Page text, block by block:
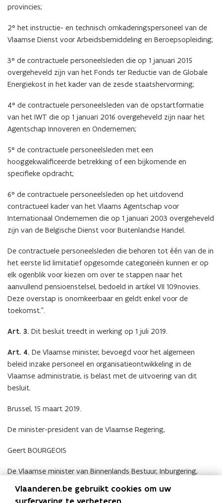
provincies;
2° het instructie- en technisch omkaderingspersoneel van de
Vlaamse Dienst voor Arbeidsbemiddeling en Beroepsopleiding;
3° de contractuele personeelsleden die op 1 januari 2015
overgeheveld zijn van het Fonds ter Reductie van de Globale
Energiekost in het kader van de zesde staatshervorming;
4° de contractuele personeelsleden van de opstartformatie
van het IWT die op 1 januari 2016 overgeheveld zijn naar het
Agentschap Innoveren en Ondernemen;
5° de contractuele personeelsleden met een
hooggekwalificeerde betrekking of een bijkomende en
specifieke opdracht;
6° de contractuele personeelsleden op het uitdovend
contractueel kader van het Vlaams Agentschap voor
Internationaal Ondernemen die op 1 januari 2003 overgeheveld
zijn van de Belgische Dienst voor Buitenlandse Handel.
De contractuele personeelsleden die behoren tot één van de in
het eerste lid limitatief opgesomde categorieën kunnen er op
elk ogenblik voor kiezen om over te stappen naar het
aanvullend pensioenstelsel, bedoeld in artikel VII 109novies.
Deze overstap is onomkeerbaar en geldt enkel voor de
toekomst.”.
Art. 3. Dit besluit treedt in werking op 1 juli 2019.
Art. 4. De Vlaamse minister, bevoegd voor het algemeen
beleid inzake personeel en organisatieontwikkeling in de
Vlaamse administratie, is belast met de uitvoering van dit
besluit.
Brussel, 15 maart 2019.
De minister-president van de Vlaamse Regering,
Geert BOURGEOIS
De Vlaamse minister van Binnenlands Bestuur, Inburgering,
Vlaanderen.be gebruikt cookies om uw